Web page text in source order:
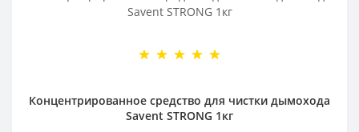
Концентрированное средство для чистки дымохода
Savent STRONG 1кг